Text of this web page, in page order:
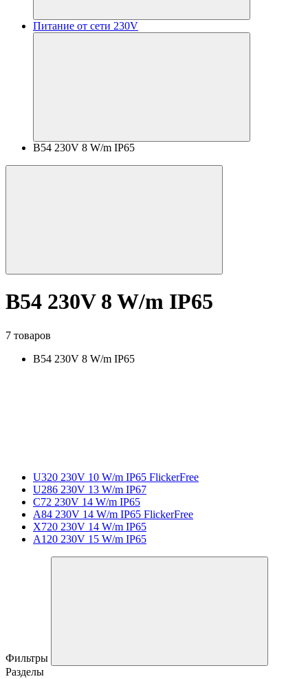
Питание от сети 230V
B54 230V 8 W/m IP65
B54 230V 8 W/m IP65
7 товаров
B54 230V 8 W/m IP65
U320 230V 10 W/m IP65 FlickerFree
U286 230V 13 W/m IP67
C72 230V 14 W/m IP65
A84 230V 14 W/m IP65 FlickerFree
X720 230V 14 W/m IP65
A120 230V 15 W/m IP65
Фильтры
Разделы